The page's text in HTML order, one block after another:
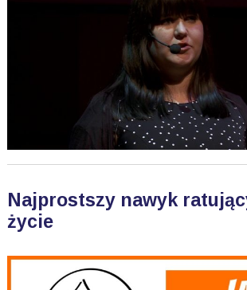
Najprostszy nawyk
życie